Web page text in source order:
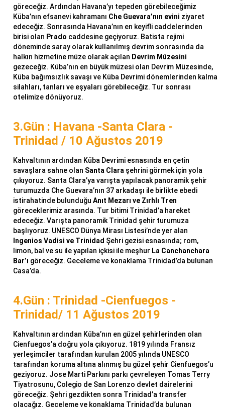
göreceğiz. Ardından Havana’yı tepeden görebileceğimiz
Küba’nın efsanevi kahramanı Che Guevara’nın evini ziyaret
edeceğiz. Sonrasında Havana’nın en keyifli caddelerinden
birisi olan Prado caddesine geçiyoruz. Batista rejimi
döneminde saray olarak kullanılmış devrim sonrasında da
halkın hizmetine müze olarak açılan Devrim Müzesini
gezeceğiz. Küba’nın en büyük müzesi olan Devrim Müzesinde,
Küba bağımsızlık savaşı ve Küba Devrimi dönemlerinden kalma
silahları, tanları ve eşyaları görebileceğiz. Tur sonrası
otelimize dönüyoruz.
3.Gün : Havana -Santa Clara -
Trinidad / 10 Ağustos 2019
Kahvaltının ardından Küba Devrimi esnasında en çetin
savaşlara sahne olan Santa Clara şehrini görmek için yola
çıkıyoruz. Santa Clara’ya varışta yapılacak panoramik şehir
turumuzda Che Guevara’nın 37 arkadaşı ile birlikte ebedi
istirahatinde bulunduğu Anıt Mezarı ve Zırhlı Tren
göreceklerimiz arasında. Tur bitimi Trinidad’a hareket
edeceğiz. Varışta panoramik Trinidad şehir turumuza
başlıyoruz. UNESCO Dünya Mirası Listesi’nde yer alan
Ingenios Vadisi ve Trinidad Şehri gezisi esnasında; rom,
limon, bal ve su ile yapılan içkisi ile meşhur La Canchanchara
Bar’ı göreceğiz. Geceleme ve konaklama Trinidad’da bulunan
Casa’da.
4.Gün : Trinidad -Cienfuegos -
Trinidad/ 11 Ağustos 2019
Kahvaltının ardından Küba’nın en güzel şehirlerinden olan
Cienfuegos’a doğru yola çıkıyoruz. 1819 yılında Fransız
yerleşimciler tarafından kurulan 2005 yılında UNESCO
tarafından koruma altına alınmış bu güzel şehir Cienfuegos’u
geziyoruz. Jose Marti Parkını parkı çevreleyen Tomas Terry
Tiyatrosunu, Colegio de San Lorenzo devlet dairelerini
göreceğiz. Şehri gezdikten sonra Trinidad’a transfer
olacağız. Geceleme ve konaklama Trinidad’da bulunan